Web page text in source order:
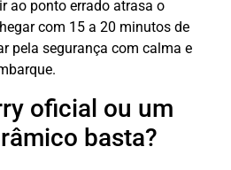
ao ponto errado atrasa o
com 15 a 20 minutos de
pela segurança com calma e
oficial ou um
basta?